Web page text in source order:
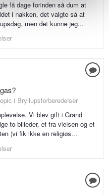
få dage forinden så dum at
i nakken, det valgte så at
men det kunne jeg...
i Bryllupsforberedelser
Vi blev gift i Grand
to billeder, et fra vielsen og et
(vi fik ikke en religiøs...